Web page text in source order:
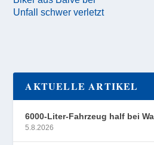
Unfall schwer verletzt
AKTUELLE ARTIKEL
6000-Liter-Fahrzeug half bei
5.8.2026